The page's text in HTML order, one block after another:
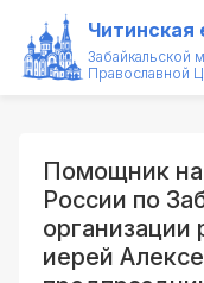
Читинская
Забайкальской
Православной
Архипастырь
Новости
Помощник
России по
иерей